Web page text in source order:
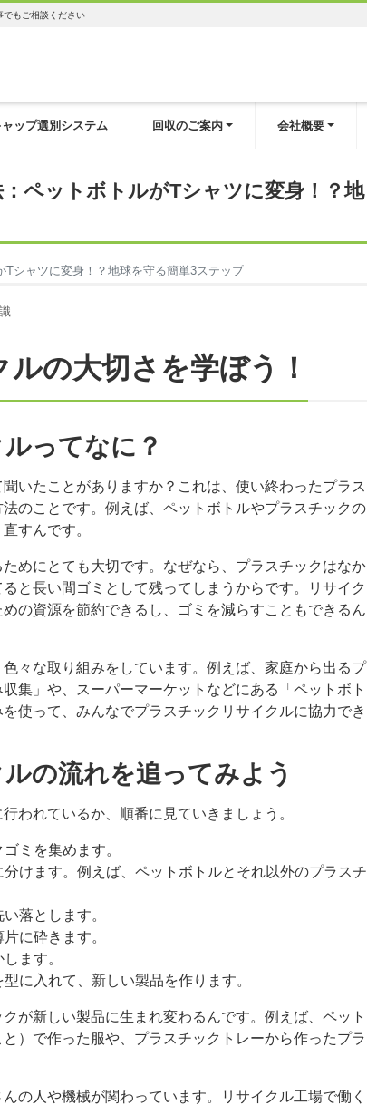
でもご相談ください
ップ選別システム 回収のご案内 会社概要
ペットボトルがTシャツに変身！？地
シャツに変身！？地球を守る簡単3ステップ
の大切さを学ぼう！
ってなに？
いたことがありますか？これは、使い終わったプラス
のことです。例えば、ペットボトルやプラスチックの
すんです。
めにとても大切です。なぜなら、プラスチックはなか
と長い間ゴミとして残ってしまうからです。リサイク
の資源を節約できるし、ゴミを減らすこともできるん
々な取り組みをしています。例えば、家庭から出るプ
集」や、スーパーマーケットなどにある「ペットボト
使って、みんなでプラスチックリサイクルに協力でき
の流れを追ってみよう
われているか、順番に見ていきましょう。
ミを集めます。
けます。例えば、ペットボトルとそれ以外のプラスチ
落とします。
に砕きます。
ます。
に入れて、新しい製品を作ります。
が新しい製品に生まれ変わるんです。例えば、ペット
）で作った服や、プラスチックトレーから作ったプラ
の人や機械が関わっています。リサイクル工場で働く